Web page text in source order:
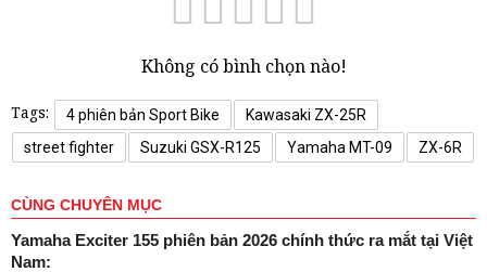
Không có bình chọn nào!
Tags: 4 phiên bản Sport Bike
Kawasaki ZX-25R
street fighter
Suzuki GSX-R125 Yamaha MT-09 ZX-6R
CÙNG CHUYÊN MỤC
Yamaha Exciter 155 phiên bản 2026 chính thức ra mắt tại Việt
Nam: